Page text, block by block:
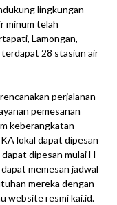
lingkungan
minum telah
Lamongan,
28 stasiun air
perjalanan
pemesanan
keberangkatan
lokal dapat dipesan
dipesan mulai H-
memesan jadwal
mereka dengan
website resmi kai.id.